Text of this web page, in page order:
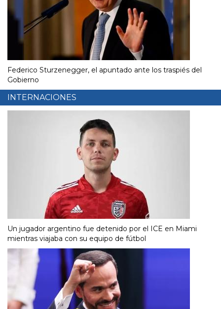
Federico Sturzenegger, el apuntado ante los traspiés del
Gobierno
INTERNACIONES
Un jugador argentino fue detenido por el ICE en Miami
mientras viajaba con su equipo de fútbol